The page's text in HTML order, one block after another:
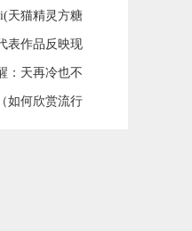
险超萌首播
天猫精灵方糖
表作品反映现
：天再冷也不
能承担不起
如何欣赏流行